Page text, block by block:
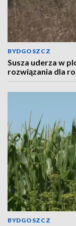
BYDGOSZCZ
Susza uderza w
rozwiązania dla
BYDGOSZCZ